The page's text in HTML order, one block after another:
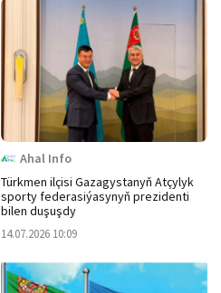
Ahal Info
Türkmen ilçisi Gazagystanyň Atçylyk
sporty federasiýasynyň prezidenti
bilen duşuşdy
14.07.2026 10:09